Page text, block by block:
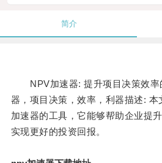
简介
NPV加速器: 提升项目决策效率
器，项目决策，效率，利器描述:
加速器的工具，它能够帮助企业提
实现更好的投资回报。